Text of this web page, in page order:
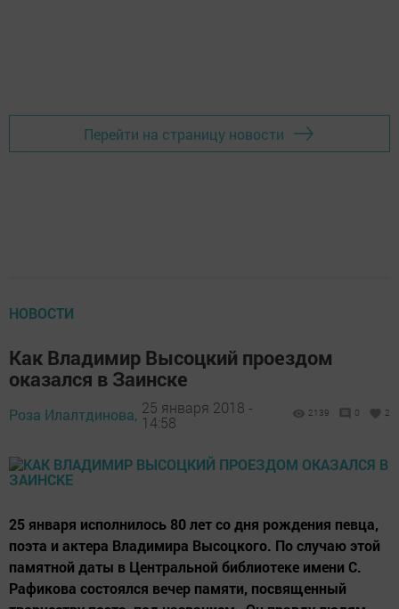
Перейти на страницу новости
НОВОСТИ
Как Владимир Высоцкий проездом
оказался в Заинске
Роза Илалтдинова, 25 января 2018 -
14:58
2139 0 2
25 января исполнилось 80 лет со дня рождения певца,
поэта и актера Владимира Высоцкого. По случаю этой
памятной даты в Центральной библиотеке имени С.
Рафикова состоялся вечер памяти, посвященный